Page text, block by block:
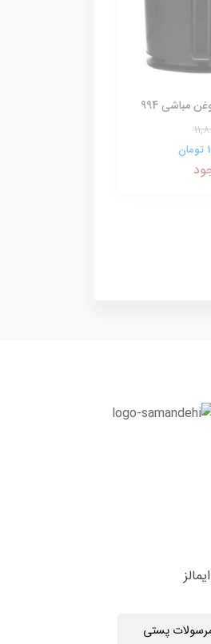
مباشی 994
پستی